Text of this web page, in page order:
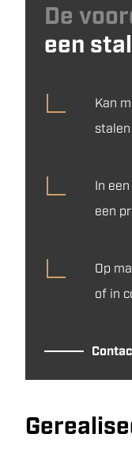
De
een
Kan
In
een
Op
of in